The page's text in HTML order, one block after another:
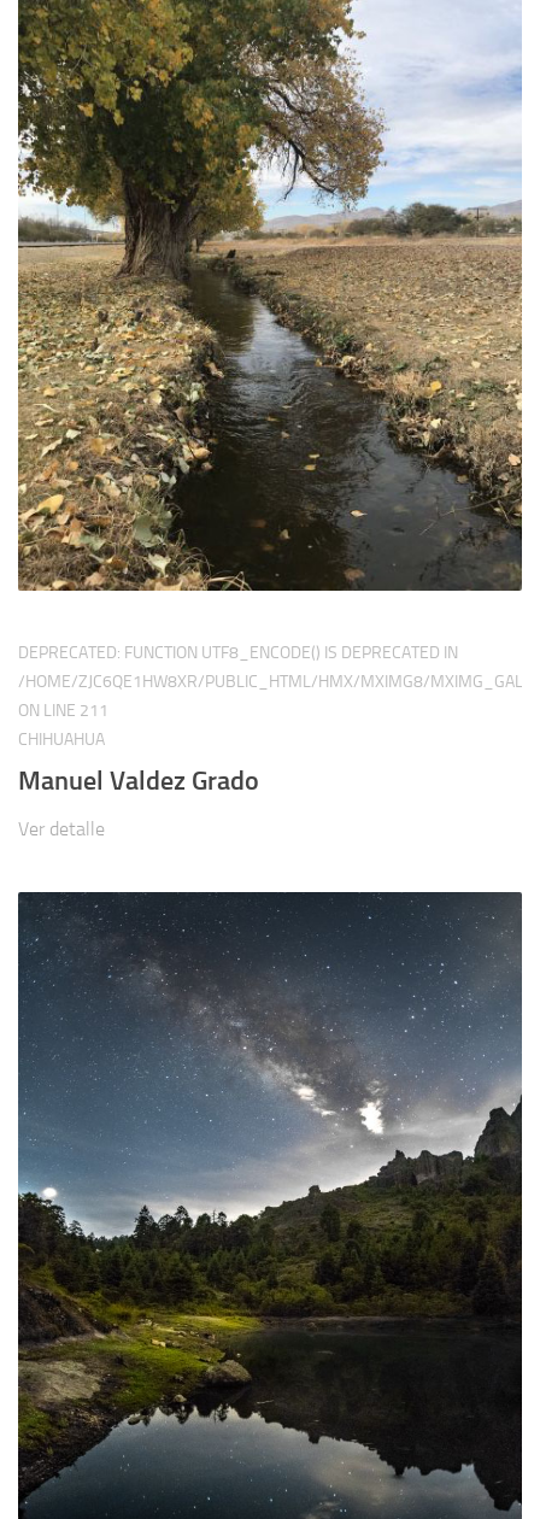
DEPRECATED: FUNCTION UTF8_ENCODE() IS DEPRECATED IN
/HOME/ZJC6QE1HW8XR/PUBLIC_HTML/HMX/MXIMG8/
ON LINE 211
CHIHUAHUA
Manuel Valdez Grado
Ver detalle